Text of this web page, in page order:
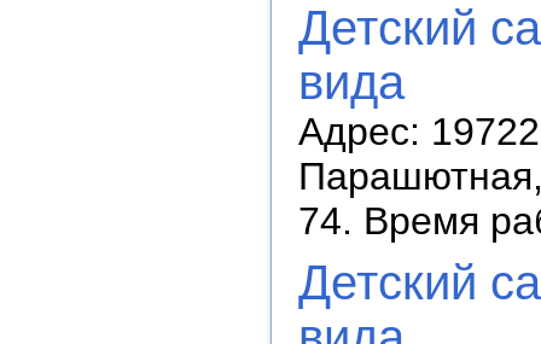
Детский
вида
Адрес:
74. Время
Детский